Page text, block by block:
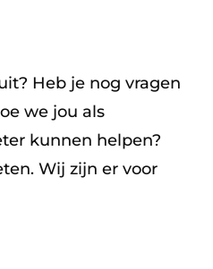
Heb je nog vragen
we jou als
kunnen helpen?
Wij zijn er voor